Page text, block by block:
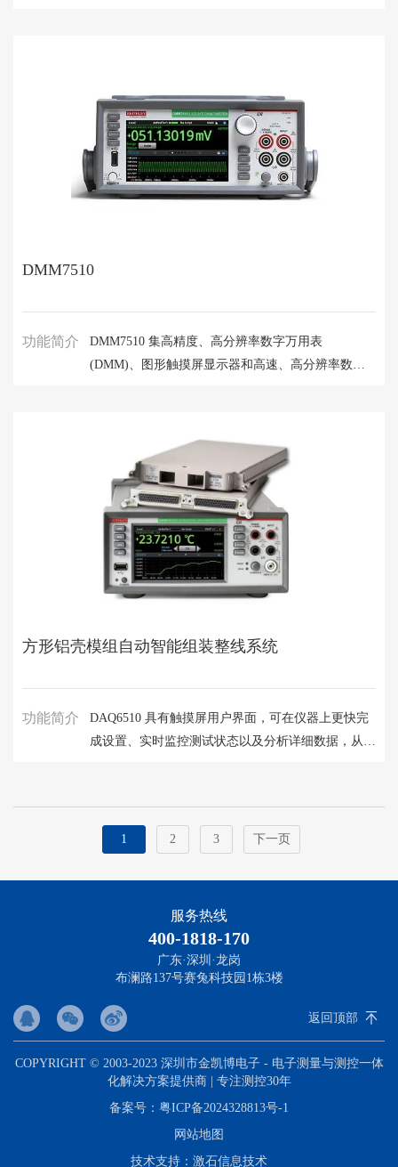
DMM7510
功能简介
DMM7510 集高精度、高分辨率数字万用表
(DMM)、图形触摸屏显示器和高速、高分辨率数字
方形铝壳模组自动智能组装整线系统
功能简介
DAQ6510 具有触摸屏用户界面，可在仪器上更快完
成设置、实时监控测试状态以及分析详细数据，从而
1 2 3 下一页
服务热线
400-1818-170
广东·深圳·龙岗
布澜路137号赛兔科技园1栋3楼
返回顶部
COPYRIGHT © 2003-2023 深圳市金凯博电子 - 电子测量与测控一体
化解决方案提供商 | 专注测控30年
备案号： 粤ICP备2024328813号-1
网站地图
技术支持： 激石信息技术